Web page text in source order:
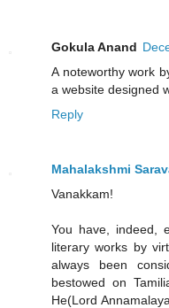
Gokula Anand
A noteworthy work
a website designed
Reply
Mahalakshmi
Vanakkam!
You have, indeed,
literary works by
always been
bestowed on
He(Lord